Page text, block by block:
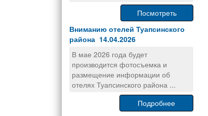
Посмотреть
Вниманию отелей Туапсинского
района 14.04.2026
В мае 2026 года будет
производится фотосъемка и
размещение информации об
отелях Туапсинского района ...
Подробнее